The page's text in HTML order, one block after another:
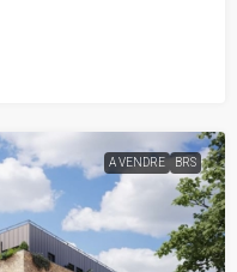
A VENDRE BRS